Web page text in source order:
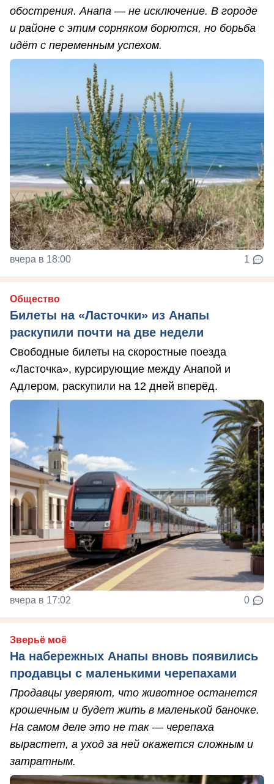
обострения. Анапа — не исключение. В городе
и районе с этим сорняком борются, но борьба
идёт с переменным успехом.
вчера в 18:00 1
Общество
Билеты на «Ласточки» из Анапы
раскупили почти на две недели
Свободные билеты на скоростные поезда
«Ласточка», курсирующие между Анапой и
Адлером, раскупили на 12 дней вперёд.
вчера в 17:02 0
Зверьё моё
На набережных Анапы вновь появились
продавцы с маленькими черепахами
Продавцы уверяют, что животное останется
крошечным и будет жить в маленькой баночке.
На самом деле это не так — черепаха
вырастет, а уход за ней окажется сложным и
затратным.